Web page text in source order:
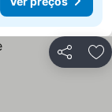
Partilhar